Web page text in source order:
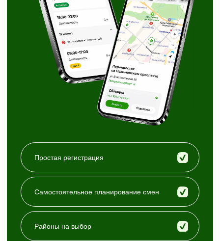
Скачать X5 Jobs